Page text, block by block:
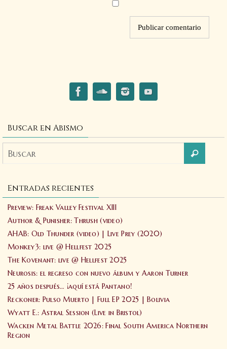
Buscar en Abismo
Entradas recientes
Preview: Freak Valley Festival XIII
Author & Punisher: Thrush (video)
AHAB: Old Thunder (video) | Live Prey (2020)
Monkey3: live @ Hellfest 2025
The Kovenant: live @ Hellfest 2025
Neurosis: el regreso con nuevo álbum y Aaron Turner
25 años después… ¡aquí está Pantano!
Reckoner: Pulso Muerto | Full EP 2025 | Bolivia
Wyatt E.: Astral Session (Live in Bristol)
Wacken Metal Battle 2026: Final South America Northern
Region